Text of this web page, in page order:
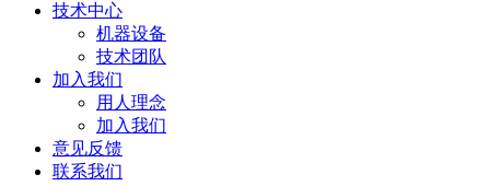
技术中心
机器设备
技术团队
加入我们
用人理念
加入我们
意见反馈
联系我们